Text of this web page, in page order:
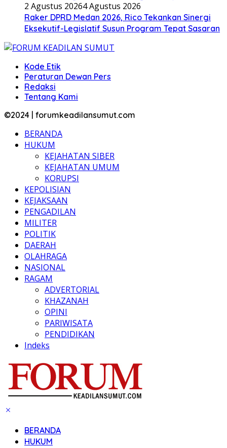
2 Agustus 20264 Agustus 2026
Raker DPRD Medan 2026, Rico Tekankan Sinergi
Eksekutif-Legislatif Susun Program Tepat Sasaran
Kode Etik
Peraturan Dewan Pers
Redaksi
Tentang Kami
©2024 | forumkeadilansumut.com
BERANDA
HUKUM
KEJAHATAN SIBER
KEJAHATAN UMUM
KORUPSI
KEPOLISIAN
KEJAKSAAN
PENGADILAN
MILITER
POLITIK
DAERAH
OLAHRAGA
NASIONAL
RAGAM
ADVERTORIAL
KHAZANAH
OPINI
PARIWISATA
PENDIDIKAN
Indeks
BERANDA
HUKUM